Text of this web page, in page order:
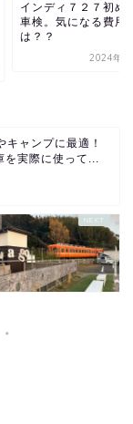
インディ７２７初め
車検。気になる費用
は？？
2024年5
キャンプに最適！
実際に使って...